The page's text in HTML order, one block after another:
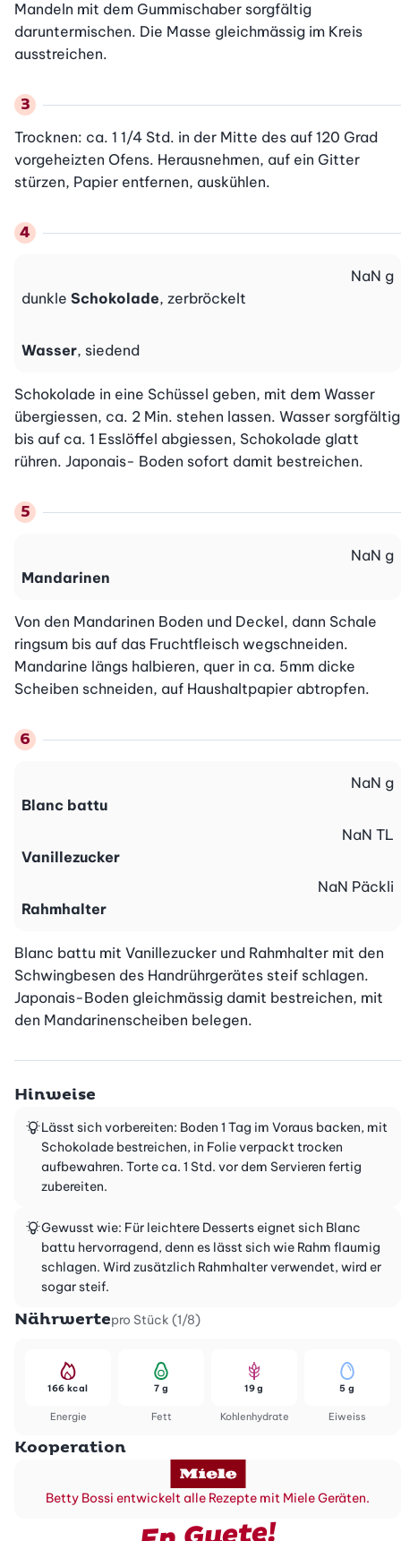
Mandeln mit dem Gummischaber sorgfältig
daruntermischen. Die Masse gleichmässig im Kreis
ausstreichen.
Trocknen: ca. 1 1/4 Std. in der Mitte des auf 120 Grad
vorgeheizten Ofens. Herausnehmen, auf ein Gitter
stürzen, Papier entfernen, auskühlen.
dunkle Schokolade, zerbröckelt
NaN g
Wasser, siedend
Schokolade in eine Schüssel geben, mit dem Wasser
übergiessen, ca. 2 Min. stehen lassen. Wasser sorgfältig
bis auf ca. 1 Esslöffel abgiessen, Schokolade glatt
rühren. Japonais- Boden sofort damit bestreichen.
Mandarinen
NaN g
Von den Mandarinen Boden und Deckel, dann Schale
ringsum bis auf das Fruchtfleisch wegschneiden.
Mandarine längs halbieren, quer in ca. 5mm dicke
Scheiben schneiden, auf Haushaltpapier abtropfen.
Blanc battu
NaN g
Vanillezucker
NaN TL
Rahmhalter
NaN Päckli
Blanc battu mit Vanillezucker und Rahmhalter mit den
Schwingbesen des Handrührgerätes steif schlagen.
Japonais-Boden gleichmässig damit bestreichen, mit
den Mandarinenscheiben belegen.
Hinweise
Lässt sich vorbereiten: Boden 1 Tag im Voraus backen, mit
Schokolade bestreichen, in Folie verpackt trocken
aufbewahren. Torte ca. 1 Std. vor dem Servieren fertig
zubereiten.
Gewusst wie: Für leichtere Desserts eignet sich Blanc
battu hervorragend, denn es lässt sich wie Rahm flaumig
schlagen. Wird zusätzlich Rahmhalter verwendet, wird er
sogar steif.
Nährwertepro Stück (1/8)
Energie
166 kcal
Fett
7 g
Kohlenhydrate
19 g
Eiweiss
5 g
Kooperation
Betty Bossi entwickelt alle Rezepte mit Miele Geräten.